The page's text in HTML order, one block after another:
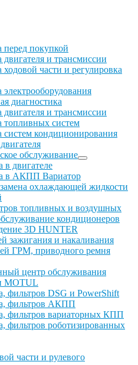
перед покупкой
двигателя и трансмиссии
ходовой части и регулировка
электрооборудования
диагностика
двигателя и трансмиссии
топливных систем
систем кондиционирования
обслуживание
в двигателе
в АКПП Вариатор
охлаждающей жидкости
топливных и воздушных
кондиционеров
3D HUNTER
зажигания и накаливания
ГРМ, приводного ремня
центр обслуживания
MOTUL
фильтров DSG и PowerShift
фильтров АКПП
фильтров вариаторных КПП
фильтров роботизированных
части и рулевого